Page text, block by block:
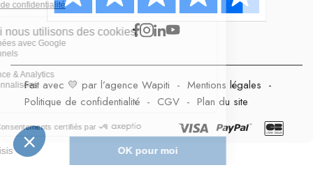
Fait avec 💛 par l’agence Wapiti - Mentions légales -
Politique de confidentialité - CGV - Plan du site